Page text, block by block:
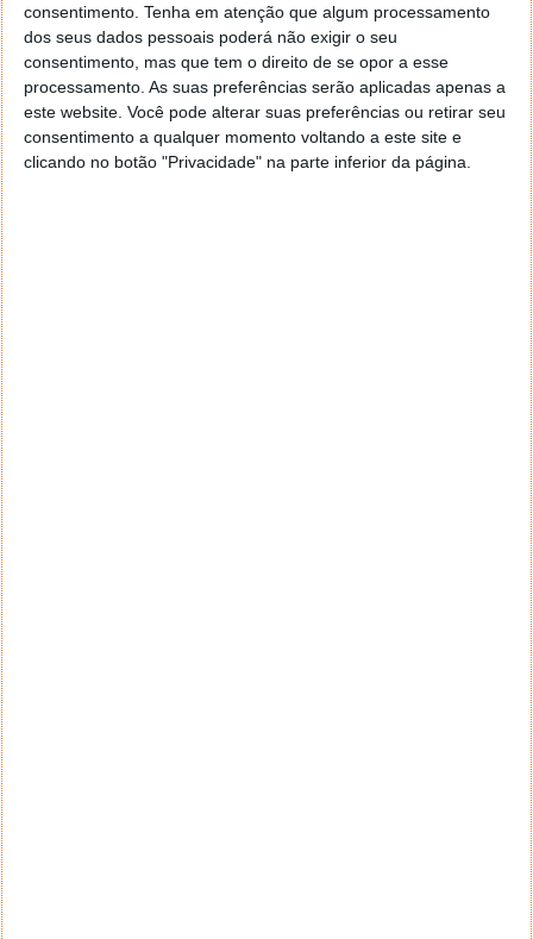
consentimento. Tenha em atenção que algum processamento
dos seus dados pessoais poderá não exigir o seu
consentimento, mas que tem o direito de se opor a esse
processamento. As suas preferências serão aplicadas apenas a
este website. Você pode alterar suas preferências ou retirar seu
consentimento a qualquer momento voltando a este site e
clicando no botão "Privacidade" na parte inferior da página.
Exportação chaves de sessão SSL e objectos SMB
Possibilidade de ocultar colunas
Possibilidade de importar text dumps
Possibilidade de exibir código do compilado BPF
com filtros de captura